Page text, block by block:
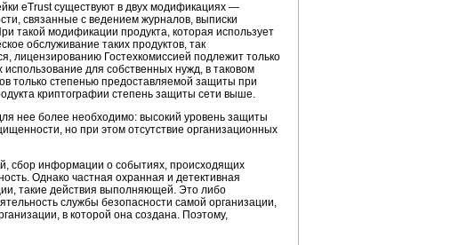
eTrust существуют в двух модификациях —
связанные с ведением журналов, выписки
такой модификации продукта, которая использует
обслуживание таких продуктов, так
лицензированию Гостехкомиссией подлежит только
для собственных нужд, в таковом
только степенью предоставляемой защиты при
криптографии степень защиты сети выше.
нее более необходимо: высокий уровень защиты
но при этом отсутствие организационных
сбор информации о событиях, происходящих
Однако частная охранная и детективная
такие действия выполняющей. Это либо
службы безопасности самой организации,
в которой она создана. Поэтому,